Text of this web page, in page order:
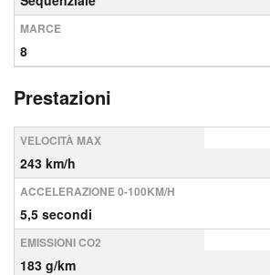
MARCE
8
Prestazioni
VELOCITÀ MAX
243 km/h
ACCELERAZIONE 0-100KM/H
5,5 secondi
EMISSIONI CO2
183 g/km